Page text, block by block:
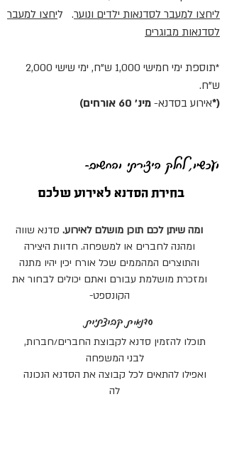
ליחצו למעבר לסדנאות ילדים ונוער. ליחצו למעבר
לסדנאות מבוגרים
*תוספת ימי חמישי 1,000 ש"ח, ימי שישי 2,000
ש"ח.
(*אירוע בסדנא- מינ' 60 אורחים)
ועכשיו, לחלק היצירתי והחשוב-
בחירתהסדנא לאירוע שלכם
ומה שיתן לכם תוכן מושלם לאירוע. סדנא שווה
ומהנה לחברים או למשפחה. חדוות היצירה
והתוצרים המהממים שכל אורח יכין יהיו מתנה
ומזכרת מושלמת עבורם ואתם יכולים לבחור את
הקונספט-
סדנאות קבוצתיות
תוכלו להזמין סדנא לקבוצת החברים/חברות,
לבני המשפחה
ואפילו להתאים לכל קבוצה את הסדנא הנכונה
לה